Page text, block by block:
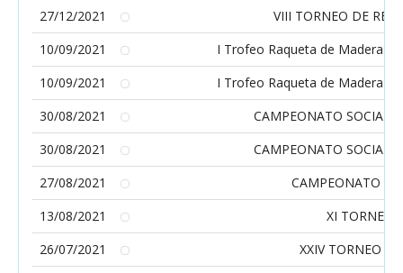
27/12/2021
VIII TORNEO DE
10/09/2021
I Trofeo Raqueta de Madera y
10/09/2021
I Trofeo Raqueta de Madera y
30/08/2021
CAMPEONATO SOCIAL
30/08/2021
CAMPEONATO SOCIAL
27/08/2021
CAMPEONATO
13/08/2021
XI TORNEO
26/07/2021
XXIV TORNEO